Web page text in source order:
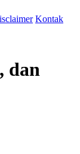
Kontak
dan